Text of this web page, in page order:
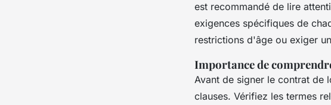
est recommandé de lire
exigences spécifiques de
restrictions d'âge ou exiger
Importance de
Avant de signer le contrat de
clauses. Vérifiez les termes